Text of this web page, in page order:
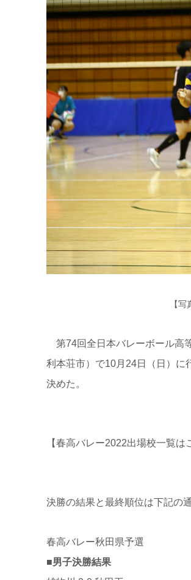
【
第74回全日本バレーボール高
利本荘市）で10月24日（日）に
決めた。
【春高バレー2022出場校一覧
決勝の結果と最終順位は下記の通
春高バレー秋田県予選
■男子決勝結果